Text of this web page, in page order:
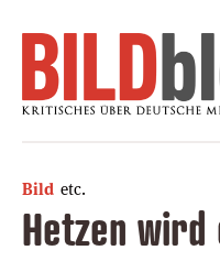
Bild etc.
Hetzen wird